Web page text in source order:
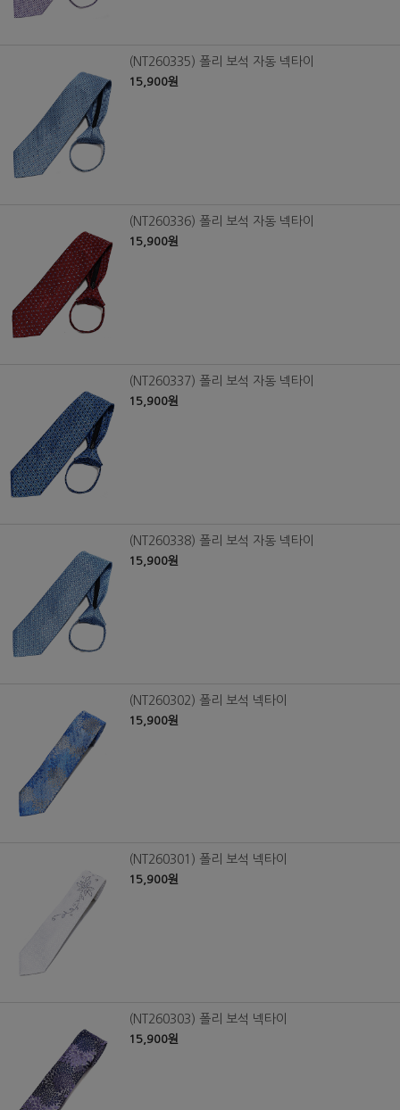
(NT260335) 폴리 보석 자동 넥타이
15,900원
(NT260336) 폴리 보석 자동 넥타이
15,900원
(NT260337) 폴리 보석 자동 넥타이
15,900원
(NT260338) 폴리 보석 자동 넥타이
15,900원
(NT260302) 폴리 보석 넥타이
15,900원
(NT260301) 폴리 보석 넥타이
15,900원
(NT260303) 폴리 보석 넥타이
15,900원